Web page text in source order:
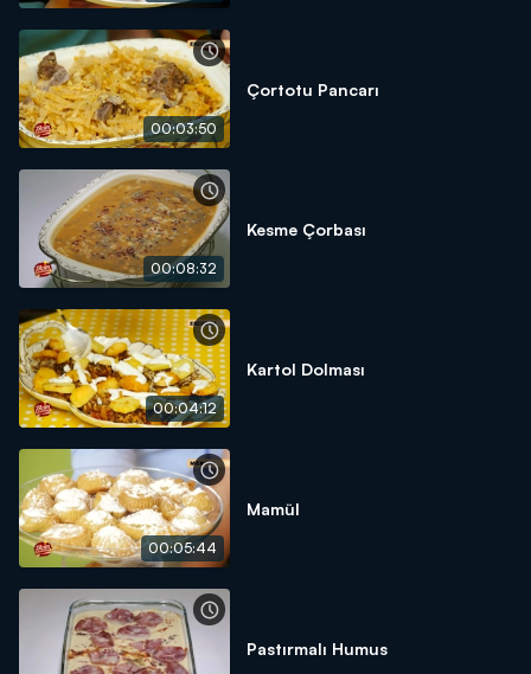
00:03:50
Çortotu Pancarı
00:08:32
Kesme Çorbası
00:04:12
Kartol Dolması
00:05:44
Mamül
Pastırmalı Humus